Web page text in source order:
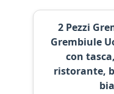
2 Pezzi
Grembiule
con
ristorante,